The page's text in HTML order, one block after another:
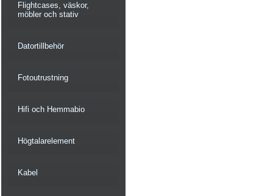
Flightcases, väskor,
möbler och stativ
Datortillbehör
Fotoutrustning
Hifi och Hemmabio
Högtalarelement
Kabel